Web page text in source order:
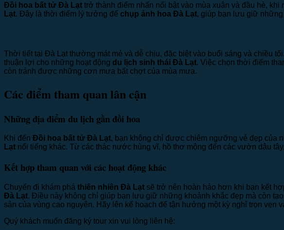
Đồi hoa bất tử Đà Lạt trở thành điểm nhấn nổi bật vào mùa xuân và đầu hè,
Lạt. Đây là thời điểm lý tưởng để chụp ảnh hoa Đà Lạt, giúp bạn lưu giữ
Thời tiết tại Đà Lạt thường mát mẻ và dễ chịu, đặc biệt vào buổi sáng và chiều
thuận lợi cho những hoạt động du lịch sinh thái Đà Lạt. Việc chọn thời điểm
còn tránh được những cơn mưa bất chợt của mùa mưa.
Các điểm tham quan lân cận
Những địa điểm du lịch gần đồi hoa
Khi đến Đồi hoa bất tử Đà Lạt, bạn không chỉ được chiêm ngưỡng vẻ đẹp của
Lạt nổi tiếng khác. Từ các thác nước hùng vĩ, hồ thơ mộng đến các vườn dâu
Kết hợp tham quan với các hoạt động khác
Chuyến đi khám phá thiên nhiên Đà Lạt sẽ trở nên hoàn hảo hơn khi bạn kết
Đà Lạt. Điều này không chỉ giúp bạn lưu giữ những khoảnh khắc đẹp mà còn
sản của vùng cao nguyên. Hãy lên kế hoạch để tận hưởng một kỳ nghỉ trọn vẹn
Quý khách muốn đăng ký tour xin vui lòng liên hệ: